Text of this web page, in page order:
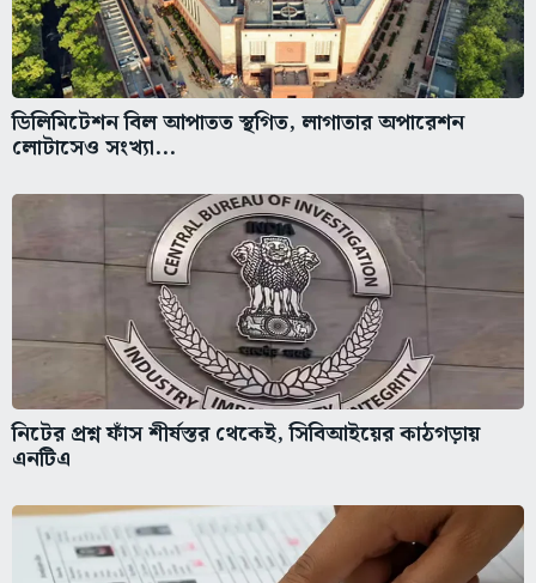
ডিলিমিটেশন বিল আপাতত স্থগিত, লাগাতার অপারেশন
লোটাসেও সংখ্যা...
নিটের প্রশ্ন ফাঁস শীর্ষস্তর থেকেই, সিবিআইয়ের কাঠগড়ায়
এনটিএ